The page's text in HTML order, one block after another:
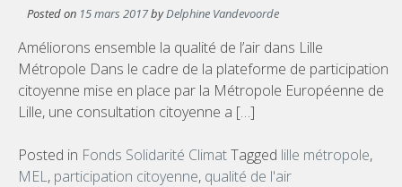
Posted on 15 mars 2017byDelphine Vandevoorde
Améliorons ensemble la qualité de l’air dans Lille
Métropole Dans le cadre de la plateforme de participation
citoyenne mise en place par la Métropole Européenne de
Lille, une consultation citoyenne a […]
Posted in Fonds Solidarité ClimatTagged lille métropole,
MEL, participation citoyenne, qualité de l'air